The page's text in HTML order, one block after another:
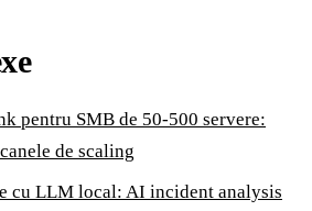
pentru SMB de 50-500 servere:
de scaling
cu LLM local: AI incident analysis